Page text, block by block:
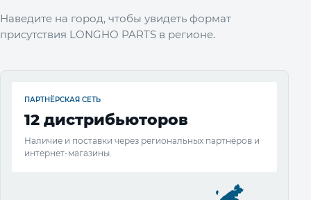
Наведите на город, чтобы увидеть формат
присутствия LONGHO PARTS в регионе.
ПАРТНЁРСКАЯ СЕТЬ
12 дистрибьюторов
Наличие и поставки через региональных партнёров и
интернет-магазины.